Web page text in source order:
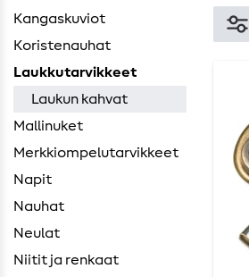
Kangaskuviot
Koristenauhat
Laukkutarvikkeet
Laukun kahvat
Mallinuket
Merkkiompelutarvikkeet
Napit
Nauhat
Neulat
Niitit ja renkaat